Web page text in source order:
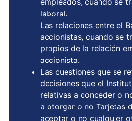
empleados, cuando se
laboral.
Las relaciones entre el
accionistas, cuando se
propios de la relación
accionista.
Las cuestiones que se
decisiones que el
relativas a conceder o
a otorgar o no Tarjetas
aceptar o no cualquier